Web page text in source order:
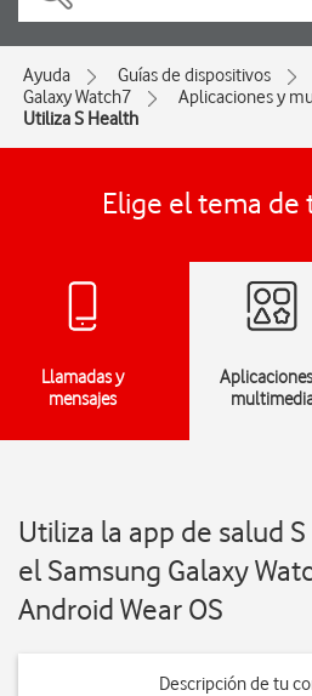
Ayuda Guías de dispositivos
Galaxy Watch7
Aplicaciones y
Utiliza S Health
Elige el tema de
Llamadas y
mensajes
Utiliza la app de salud
el Samsung Galaxy
Android Wear OS
Descripción de tu